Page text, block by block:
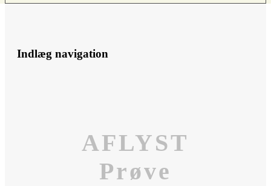
Indlæg navigation
AFLYST
Prøve